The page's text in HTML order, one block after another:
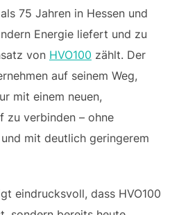
75 Jahren in Hessen und
Energie liefert und zu
von HVO100 zählt. Der
auf seinem Weg,
mit einem neuen,
zu verbinden – ohne
mit deutlich geringerem
eindrucksvoll, dass HVO100